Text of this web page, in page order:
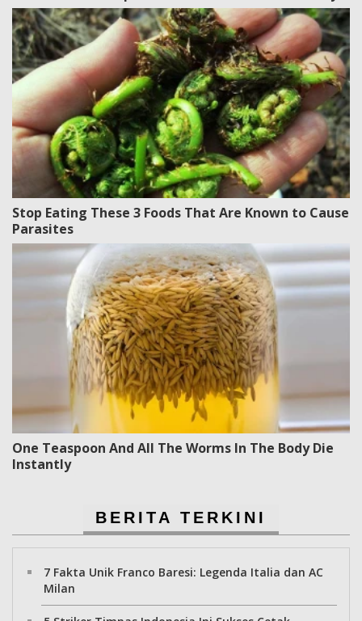
Stop Eating These 3 Foods That Are Known to Cause
Parasites
One Teaspoon And All The Worms In The Body Die
Instantly
BERITA TERKINI
7 Fakta Unik Franco Baresi: Legenda Italia dan AC
Milan